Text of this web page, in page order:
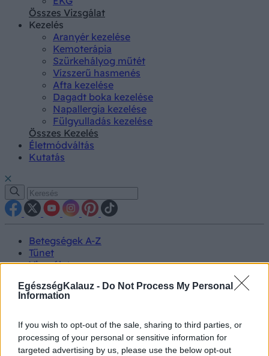
EgészségKalauz - Do Not Process My Personal
Information
If you wish to opt-out of the sale, sharing to third parties, or
processing of your personal or sensitive information for
targeted advertising by us, please use the below opt-out
Összes Vizsgálat
Kezelés
Aranyér kezelése
Kemoterápia
Szürkehályog műtét
Vízszerű hasmenés
Afta kezelése
Dagadt boka kezelése
Napallergia kezelése
Fülgyulladás kezelése
Összes Kezelés
Életmódváltás
Kutatás
Betegségek A-Z
Tünet
Vizsgálat
Életmódváltás
Kutatás
Hírek
Videók
Kisállatok egészsége